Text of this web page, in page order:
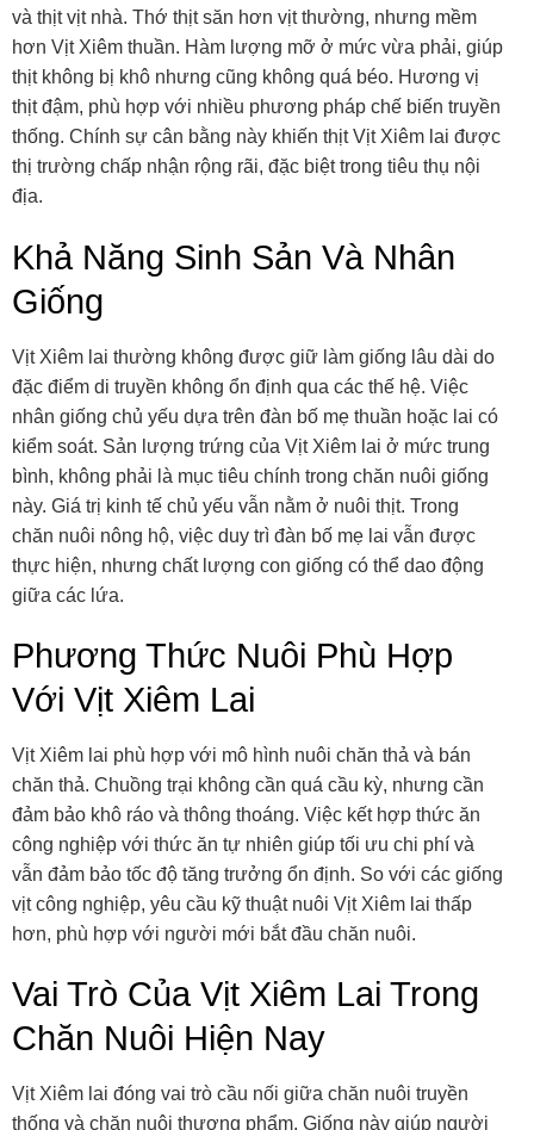
và thịt vịt nhà. Thớ thịt săn hơn vịt thường, nhưng mềm
hơn Vịt Xiêm thuần. Hàm lượng mỡ ở mức vừa phải, giúp
thịt không bị khô nhưng cũng không quá béo. Hương vị
thịt đậm, phù hợp với nhiều phương pháp chế biến truyền
thống. Chính sự cân bằng này khiến thịt Vịt Xiêm lai được
thị trường chấp nhận rộng rãi, đặc biệt trong tiêu thụ nội
địa.
Khả Năng Sinh Sản Và Nhân
Giống
Vịt Xiêm lai thường không được giữ làm giống lâu dài do
đặc điểm di truyền không ổn định qua các thế hệ. Việc
nhân giống chủ yếu dựa trên đàn bố mẹ thuần hoặc lai có
kiểm soát. Sản lượng trứng của Vịt Xiêm lai ở mức trung
bình, không phải là mục tiêu chính trong chăn nuôi giống
này. Giá trị kinh tế chủ yếu vẫn nằm ở nuôi thịt. Trong
chăn nuôi nông hộ, việc duy trì đàn bố mẹ lai vẫn được
thực hiện, nhưng chất lượng con giống có thể dao động
giữa các lứa.
Phương Thức Nuôi Phù Hợp
Với Vịt Xiêm Lai
Vịt Xiêm lai phù hợp với mô hình nuôi chăn thả và bán
chăn thả. Chuồng trại không cần quá cầu kỳ, nhưng cần
đảm bảo khô ráo và thông thoáng. Việc kết hợp thức ăn
công nghiệp với thức ăn tự nhiên giúp tối ưu chi phí và
vẫn đảm bảo tốc độ tăng trưởng ổn định. So với các giống
vịt công nghiệp, yêu cầu kỹ thuật nuôi Vịt Xiêm lai thấp
hơn, phù hợp với người mới bắt đầu chăn nuôi.
Vai Trò Của Vịt Xiêm Lai Trong
Chăn Nuôi Hiện Nay
Vịt Xiêm lai đóng vai trò cầu nối giữa chăn nuôi truyền
thống và chăn nuôi thương phẩm. Giống này giúp người